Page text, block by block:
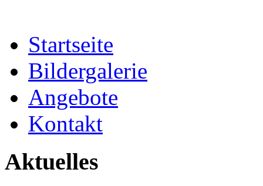
Startseite
Bildergalerie
Angebote
Kontakt
Aktuelles